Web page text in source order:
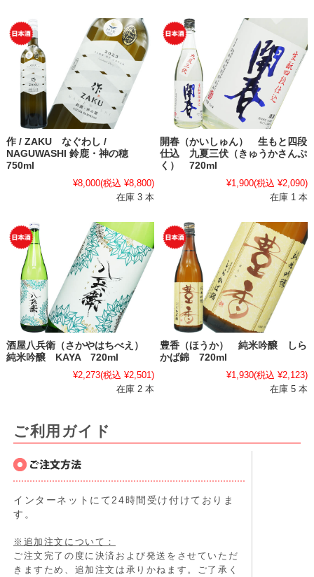
作 / ZAKU なぐわし /
NAGUWASHI 鈴鹿・神の穂
750ml
¥8,000(税込 ¥8,800)
在庫 3 本
開春（かいしゅん） 生もと四段
仕込 九夏三伏（きゅうかさんぷ
く） 720ml
¥1,900(税込 ¥2,090)
在庫 1 本
酒屋八兵衛（さかやはちべえ）
純米吟醸 KAYA 720ml
¥2,273(税込 ¥2,501)
在庫 2 本
豊香（ほうか） 純米吟醸 しら
かば錦 720ml
¥1,930(税込 ¥2,123)
在庫 5 本
ご利用ガイド
インターネットにて24時間受け付けておりま
す。
※追加注文について：
ご注文完了の度に決済および発送をさせていただ
きますため、追加注文は承りかねます。ご了承く